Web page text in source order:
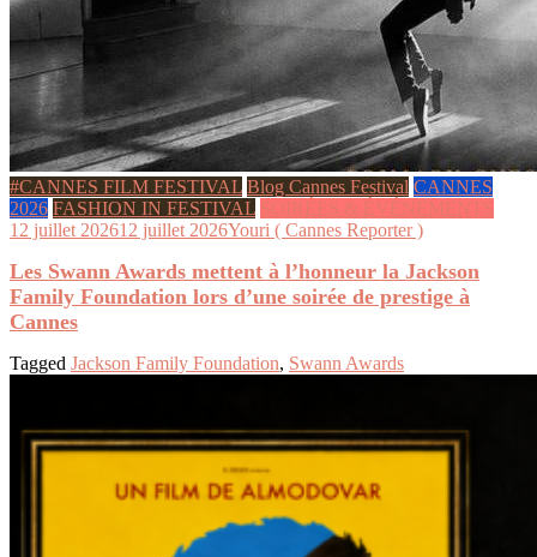
#CANNES FILM FESTIVAL Blog Cannes Festival CANNES
2026 FASHION IN FESTIVAL SOIRÉES & ÉVÉNEMENTS
12 juillet 202612 juillet 2026Youri ( Cannes Reporter )
Les Swann Awards mettent à l’honneur la Jackson
Family Foundation lors d’une soirée de prestige à
Cannes
Tagged Jackson Family Foundation, Swann Awards